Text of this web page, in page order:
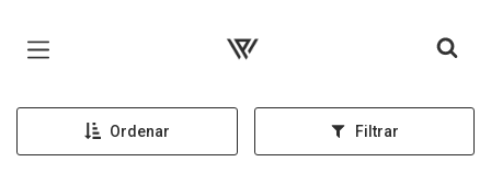
Página inicial
Ordenar Filtrar